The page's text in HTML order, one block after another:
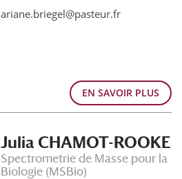
ariane.briegel@pasteur.fr
EN SAVOIR PLUS
Julia CHAMOT-ROOKE
Spectrometrie de Masse pour la
Biologie (MSBio)